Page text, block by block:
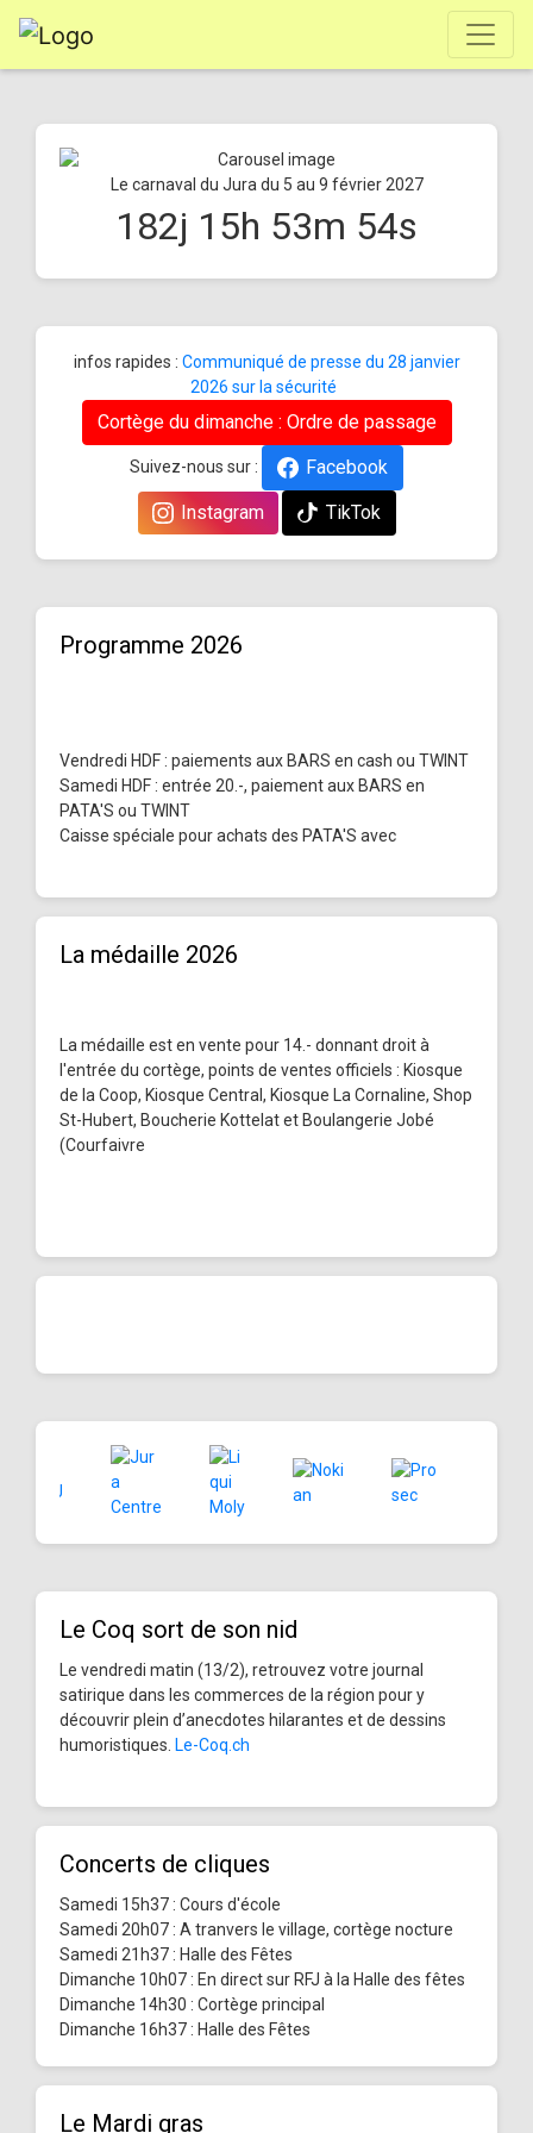
Le carnaval du Jura du 5 au 9 février 2027
182j 15h 53m 54s
infos rapides : Communiqué de presse du 28 janvier
2026 sur la sécurité
Cortège du dimanche : Ordre de passage
Suivez-nous sur :
Facebook
Instagram
TikTok
Programme 2026
Vendredi HDF : paiements aux BARS en cash ou TWINT
Samedi HDF : entrée 20.-, paiement aux BARS en
PATA'S ou TWINT
Caisse spéciale pour achats des PATA'S avec
La médaille 2026
La médaille est en vente pour 14.- donnant droit à
l'entrée du cortège, points de ventes officiels : Kiosque
de la Coop, Kiosque Central, Kiosque La Cornaline, Shop
St-Hubert, Boucherie Kottelat et Boulangerie Jobé
(Courfaivre
Le Coq sort de son nid
Le vendredi matin (13/2), retrouvez votre journal
satirique dans les commerces de la région pour y
découvrir plein d’anecdotes hilarantes et de dessins
humoristiques. Le-Coq.ch
Concerts de cliques
Samedi 15h37 : Cours d'école
Samedi 20h07 : A tranvers le village, cortège nocture
Samedi 21h37 : Halle des Fêtes
Dimanche 10h07 : En direct sur RFJ à la Halle des fêtes
Dimanche 14h30 : Cortège principal
Dimanche 16h37 : Halle des Fêtes
Le Mardi gras